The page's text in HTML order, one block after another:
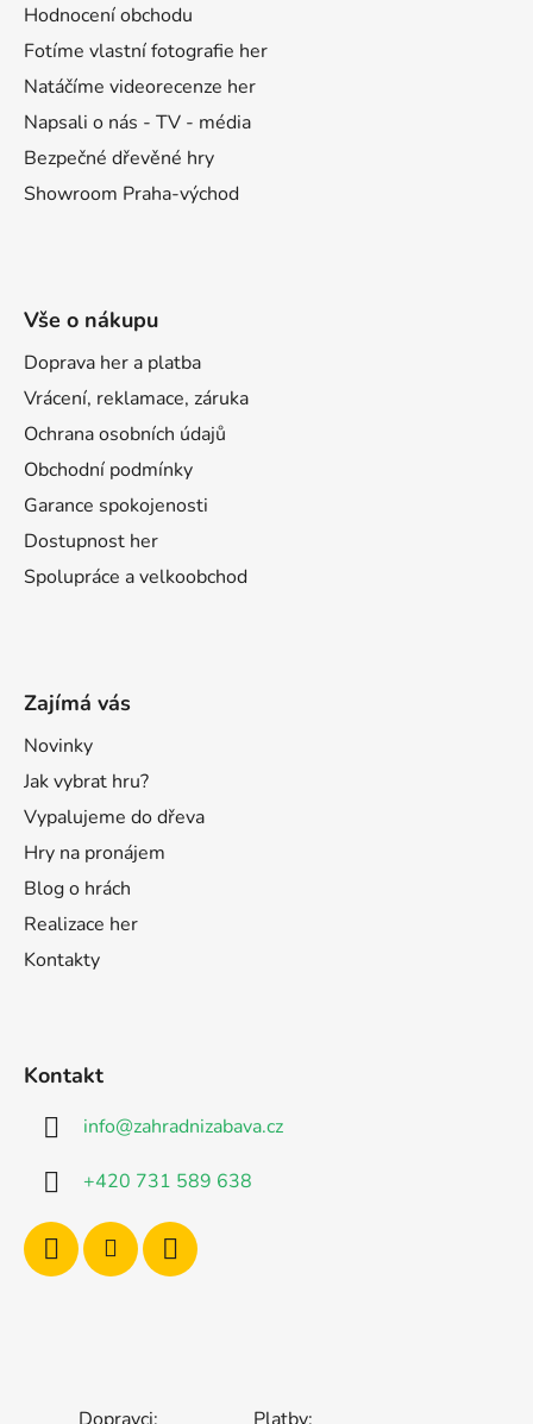
Hodnocení obchodu
Fotíme vlastní fotografie her
Natáčíme videorecenze her
Napsali o nás - TV - média
Bezpečné dřevěné hry
Showroom Praha-východ
Vše o nákupu
Doprava her a platba
Vrácení, reklamace, záruka
Ochrana osobních údajů
Obchodní podmínky
Garance spokojenosti
Dostupnost her
Spolupráce a velkoobchod
Zajímá vás
Novinky
Jak vybrat hru?
Vypalujeme do dřeva
Hry na pronájem
Blog o hrách
Realizace her
Kontakty
Kontakt
info@zahradnizabava.cz
+420 731 589 638
Dopravci: Platby: